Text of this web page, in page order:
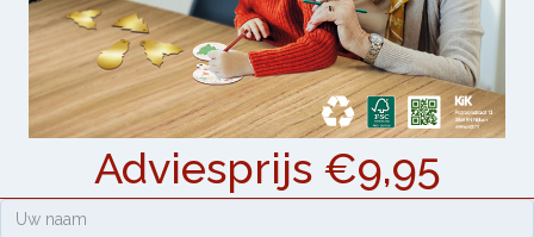
Adviesprijs €9,95